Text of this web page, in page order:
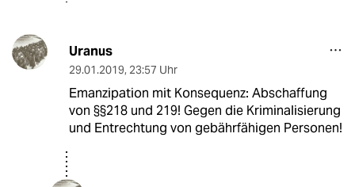
Uranus
29.01.2019, 23:57 Uhr
Emanzipation mit Konsequenz: Abschaffung
von §§218 und 219! Gegen die Kriminalisierung
und Entrechtung von gebährfähigen Personen!